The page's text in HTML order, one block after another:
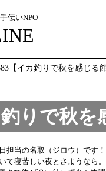
伝いNPO
【イカ釣りで秋を感じる館
りで秋を
担当の名取（ジロウ）です！
て寝苦しい夜とさようなら。